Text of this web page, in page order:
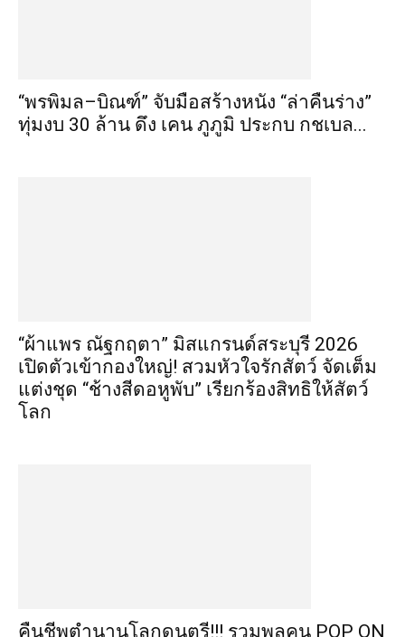
“พรพิมล–บิณฑ์” จับมือสร้างหนัง “ล่าคืนร่าง”
ทุ่มงบ 30 ล้าน ดึง เคน ภูภูมิ ประกบ กชเบล...
“ผ้าแพร ณัฐกฤตา” มิสแกรนด์สระบุรี 2026
เปิดตัวเข้ากองใหญ่! สวมหัวใจรักสัตว์ จัดเต็ม
แต่งชุด “ช้างสีดอหูพับ” เรียกร้องสิทธิให้สัตว์
โลก
คืนชีพตำนานโลกดนตรี!!! รวมพลคน POP ON